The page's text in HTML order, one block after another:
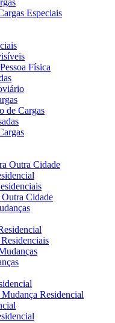
Especiais
Física
de Cargas
Outra Cidade
Cidade
Residencial